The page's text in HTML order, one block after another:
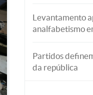
Levantamento
analfabetismo
Partidos
da república